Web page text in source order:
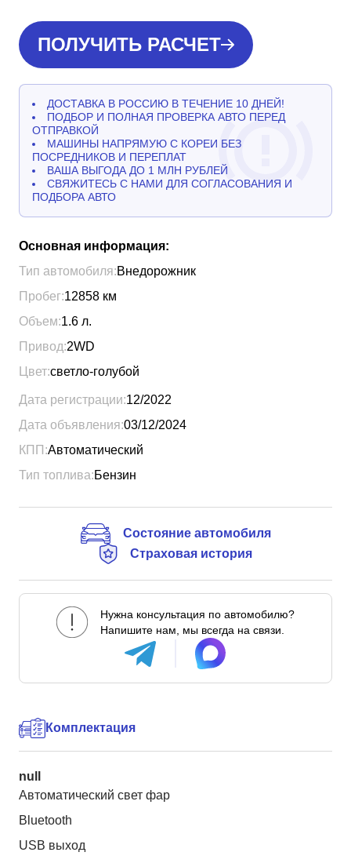
ПОЛУЧИТЬ РАСЧЕТ
ДОСТАВКА В РОССИЮ В ТЕЧЕНИЕ 10 ДНЕЙ!
ПОДБОР И ПОЛНАЯ ПРОВЕРКА АВТО ПЕРЕД
ОТПРАВКОЙ
МАШИНЫ НАПРЯМУЮ С КОРЕИ БЕЗ
ПОСРЕДНИКОВ И ПЕРЕПЛАТ
ВАША ВЫГОДА ДО 1 МЛН РУБЛЕЙ
СВЯЖИТЕСЬ С НАМИ ДЛЯ СОГЛАСОВАНИЯ И
ПОДБОРА АВТО
Основная информация:
Тип автомобиля:Внедорожник
Пробег:12858 км
Объем:1.6 л.
Привод:2WD
Цвет:светло-голубой
Дата регистрации:12/2022
Дата объявления:03/12/2024
КПП:Автоматический
Тип топлива:Бензин
Состояние автомобиля
Страховая история
Нужна консультация по автомобилю?
Напишите нам, мы всегда на связи.
Комплектация
null
Автоматический свет фар
Bluetooth
USB выход